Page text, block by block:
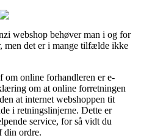
webshop behøver man i og for
men det er i mange tilfælde ikke
om online forhandleren er e-
om at online forretningen
at internet webshoppen tit
i retningslinjerne. Dette er
service, for så vidt du
din ordre.